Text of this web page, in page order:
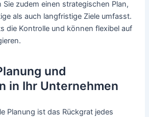
Sie zudem einen strategischen Plan,
als auch langfristige Ziele umfasst.
die Kontrolle und können flexibel auf
und
in Ihr Unternehmen
Planung ist das Rückgrat jedes